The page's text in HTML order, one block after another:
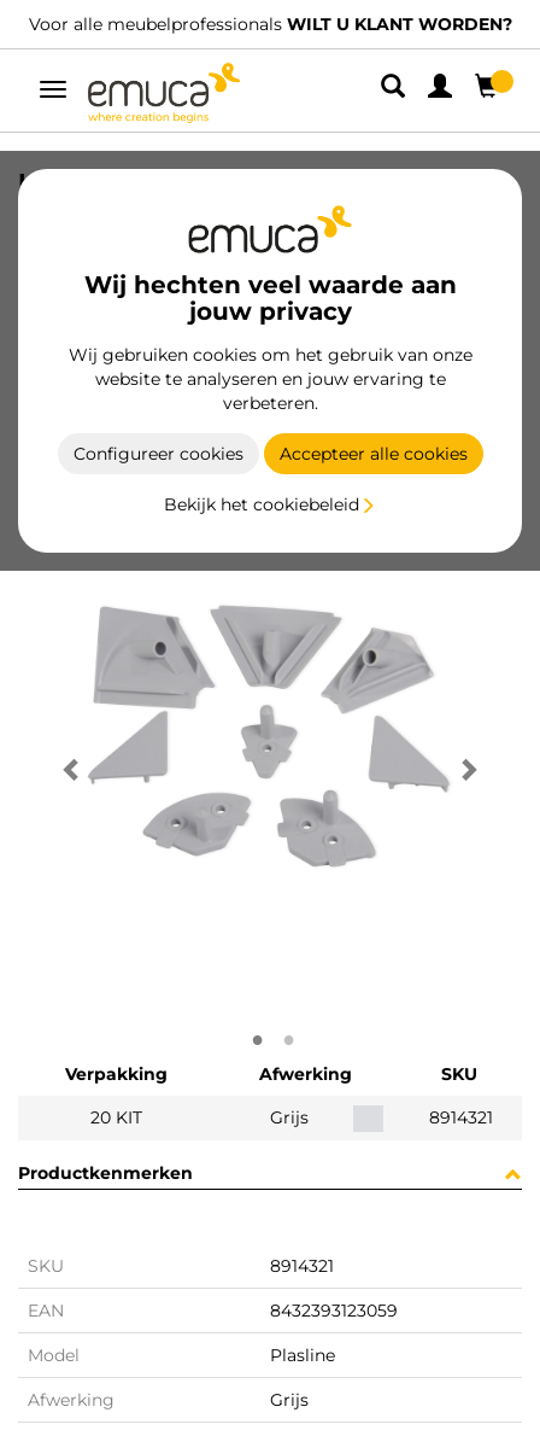
Voor alle meubelprofessionals WILT U KLANT WORDEN?
Umschaltbare
Navigation
Wij hechten veel waarde aan
jouw privacy
Wij gebruiken cookies om het gebruik van onze
website te analyseren en jouw ervaring te
verbeteren.
Configureer cookies Accepteer alle cookies
Bekijk het cookiebeleid
Kit van Plasline driehoekige
keukenkast accessoires kit, Plastic,
8914321/EAN 8432393123059
Essentiële producten
Klant worden
Productspecificatie
Verpakking Afwerking
SKU
20 KIT
Grijs 8914321
Productkenmerken
SKU 8914321
EAN 8432393123059
Model Plasline
Afwerking Grijs